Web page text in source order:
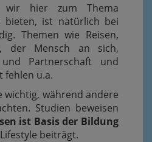
wir hier zum Thema
bieten, ist natürlich bei
Themen wie Reisen,
der Mensch an sich,
Partnerschaft und
fehlen u.a.
wichtig, während andere
Studien beweisen
ist Basis der Bildung
beiträgt.